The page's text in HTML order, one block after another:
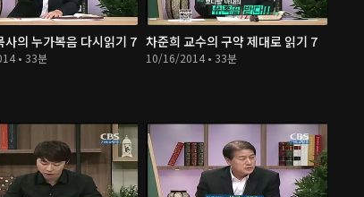
사의 누가복음 다시읽기 7
• 33분
차준희 교수의 구약 제대로 읽기 7
10/16/2014 • 33분